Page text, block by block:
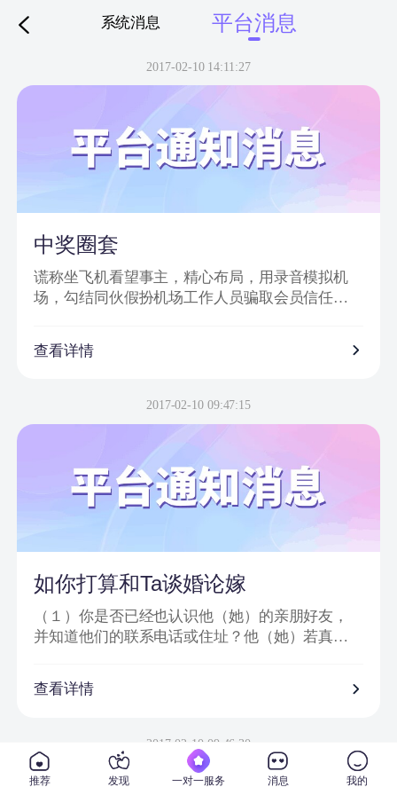
系统消息 平台消息
下拉刷新
2017-02-10 14:11:27
中奖圈套
谎称坐飞机看望事主，精心布局，用录音模拟机
场，勾结同伙假扮机场工作人员骗取会员信任，
诈骗特点：
信息或节目邀请嘉宾、网站会员为信件内容；
2、骗子以＂消息提示员XX＂、＂送礼员XX＂等
3、把中奖诈骗信息发到会员手机上，要求会员登
录一个钓鱼网站进行汇款；
4、虚假信息为避免系统筛查及一般由大量符号或
查看详情
2017-02-10 09:47:15
如你打算和Ta谈婚论嫁
（１）你是否已经也认识他（她）的亲朋好友，
并知道他们的联系电话或住址？他（她）若真心
私人社交圈子。
信他（她）真的在那里从事着他（她）所说的工
作？
查看详情
2017-02-10 09:46:30
推荐 发现 一对一服务 消息 我的